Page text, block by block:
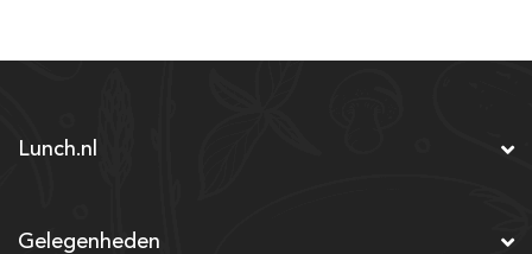
Lunch.nl
Gelegenheden